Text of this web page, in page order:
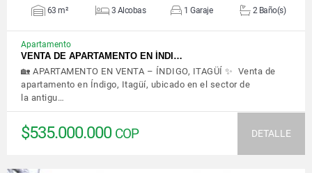
63 m² 3 Alcobas 1 Garaje 2 Baño(s)
Apartamento
VENTA DE APARTAMENTO EN ÍNDI…
🏡 APARTAMENTO EN VENTA – ÍNDIGO, ITAGÜÍ ✨ Venta de
apartamento en Índigo, Itagüí, ubicado en el sector de
la antigu…
$535.000.000 COP DETALLE